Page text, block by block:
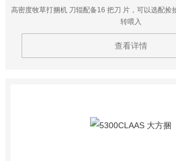
高密度牧草打捆机 刀辊配备16 把刀 片，可以选配捡
转喂入
查看详情